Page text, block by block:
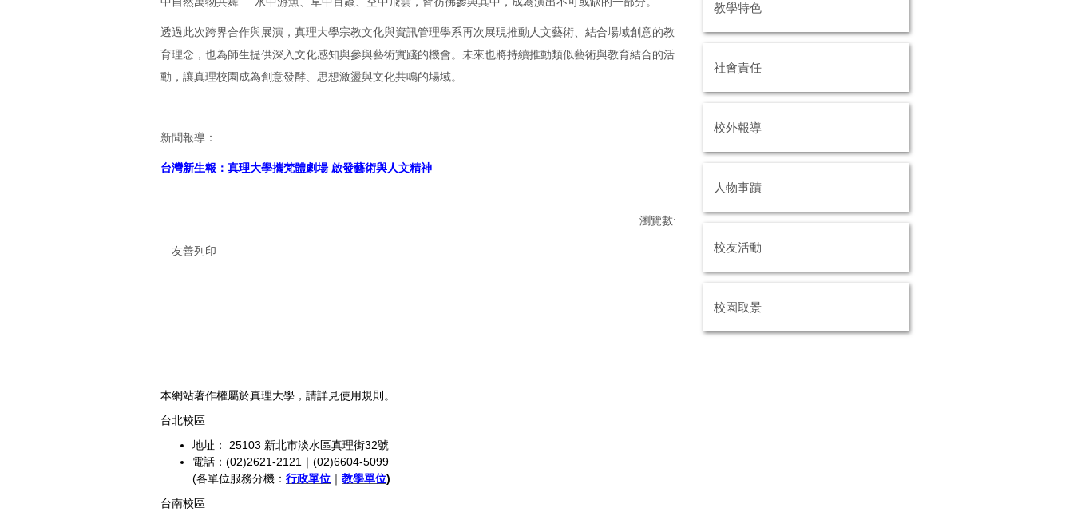
透過此次跨界合作與展演，真理大學宗教文化與資訊管理學系再次展現推動人文藝術、結合場域創意的教
育理念，也為師生提供深入文化感知與參與藝術實踐的機會。未來也將持續推動類似藝術與教育結合的活
動，讓真理校園成為創意發酵、思想激盪與文化共鳴的場域。
新聞報導：
台灣新生報：真理大學攜梵體劇場 啟發藝術與人文精神
瀏覽數:
友善列印
教學特色
社會責任
校外報導
人物事蹟
校友活動
校園取景
本網站著作權屬於真理大學，請詳見使用規則。
台北校區
地址： 25103 新北市淡水區真理街32號
電話：(02)2621-2121｜(02)6604-5099
(各單位服務分機： 行政單位 ｜ 教學單位)
台南校區